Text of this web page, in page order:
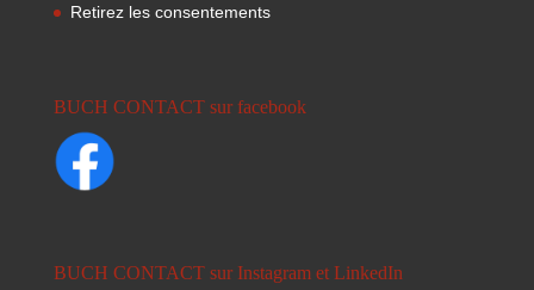
Retirez les consentements
BUCH CONTACT sur facebook
BUCH CONTACT sur Instagram et LinkedIn